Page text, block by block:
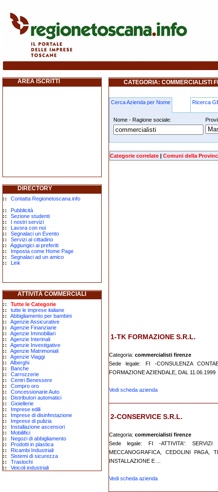
commercialisti firenze
AREA ISCRITTI
DIRECTORY
Contatta Regionetoscana.info
Pubblicità
Sezione studenti
I nostri servizi
Lavora con noi
Segnalaci un Evento
Servizi al cittadino
Aggiungici ai preferiti
Imposta come Home Page
Segnalaci ad un amico
Link
ATTIVITÀ COMMERCIALI
Tutte le Categorie
tutte le imprese italiane
Abbigliamento per bambini
Agenzie Assicurative
Agenzie Finanziarie
Agenzie Immobiliari
Agenzie Interinali
Agenzie Investigative
Agenzie Matrimoniali
Agenzie Viaggi
Alberghi
Banche
Carrozzerie
Centri Benessere
Compro oro
Concessionarie Auto
Distributori automatici
Gioiellerie
Imprese edili
Imprese di disinfestazione
Imprese di pulizia
Installazione ascensori
Mobilifici
Negozi di abbigliamento
Prodotti in plastica
Ricambi Industriali
Sistemi di sicurezza
Traslochi
Veicoli industriali
CATEGORIA: COMMERCIALISTI
Cerca Azienda per Nome Ricerca
Nome - Ragione sociale:
commercialisti firenze
Categorie correlate | Comuni della
1-TK FORMAZIONE S.R.L.
Categoria: commercialisti firenze
Sede legale: FI -CONSULENZA
FORMAZIONE AZIENDALE, DAL 11.06.1999
Vedi scheda azienda
2-CONSERVICE S.R.L.
Categoria: commercialisti firenze
Sede legale: FI -ATTIVITA': SERVIZI
MECCANOGRAFICA, CEDOLINI PAGA,
INSTALLAZIONE E ...
Vedi scheda azienda